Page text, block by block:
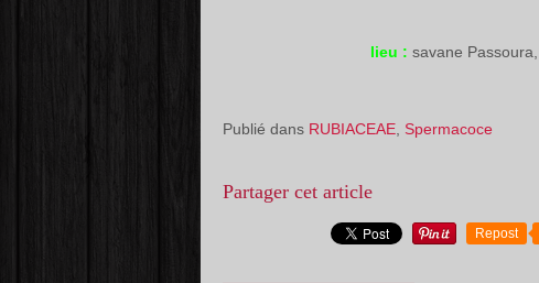
lieu : savane
Publié dans RUBIACEAE Spermacoce
Partager cet article
Repost